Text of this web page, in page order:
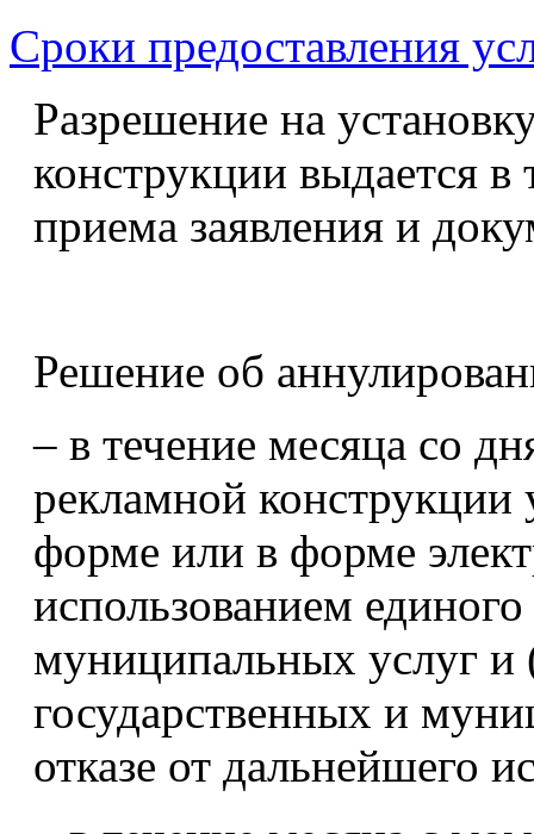
Сроки предоставления
Разрешение на
конструкции выдается в
приема заявления и
Решение об
– в течение месяца со
рекламной
форме или в форме
использованием
муниципальных услуг и
государственных и
отказе от дальнейшего